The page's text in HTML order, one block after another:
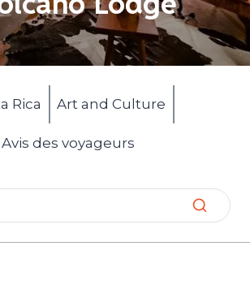
Rica Art and Culture
Avis des voyageurs